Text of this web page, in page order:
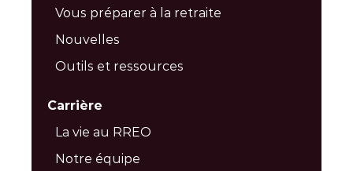
Vous préparer à la retraite
Nouvelles
Outils et ressources
Carrière
La vie au RREO
Notre équipe